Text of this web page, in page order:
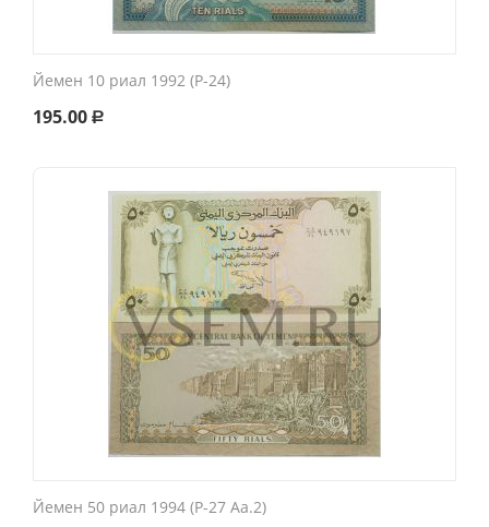
Йемен 10 риал 1992 (P-24)
195.00 Р
Йемен 50 риал 1994 (P-27 Aa.2)